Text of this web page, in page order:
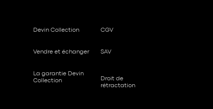
Devin Collection
Vendre et échanger
La garantie Devin
Collection
CGV
SAV
Droit de
rétractation